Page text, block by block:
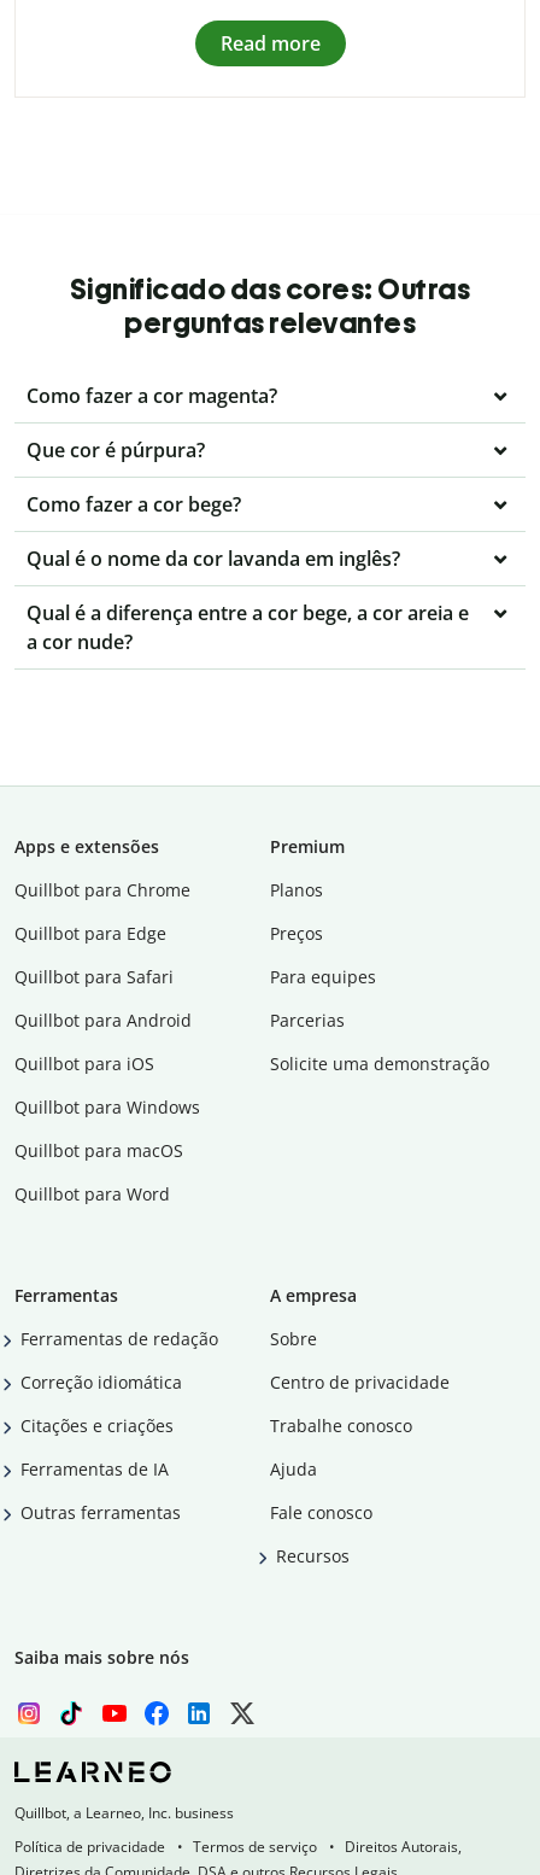
Read more
Significado das cores: Outras
perguntas relevantes
Como fazer a cor magenta?
Que cor é púrpura?
Como fazer a cor bege?
Qual é o nome da cor lavanda em inglês?
Qual é a diferença entre a cor bege, a cor areia e
a cor nude?
Apps e extensões
Quillbot para Chrome
Quillbot para Edge
Quillbot para Safari
Quillbot para Android
Quillbot para iOS
Quillbot para Windows
Quillbot para macOS
Quillbot para Word
Premium
Planos
Preços
Para equipes
Parcerias
Solicite uma demonstração
Ferramentas
Ferramentas de redação
Correção idiomática
Citações e criações
Ferramentas de IA
Outras ferramentas
A empresa
Sobre
Centro de privacidade
Trabalhe conosco
Ajuda
Fale conosco
Recursos
Saiba mais sobre nós
Quillbot, a Learneo, Inc. business
Política de privacidade
Termos de serviço
Direitos Autorais,